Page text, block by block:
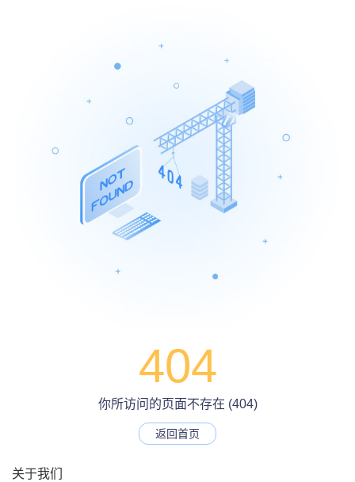
404
你所访问的页面不存在 (404)
返回首页
关于我们